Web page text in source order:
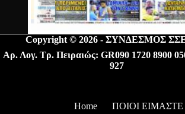
Copyright © 2026 - ΣΥΝΔΕΣΜΟΣ ΣΣΕ
Αρ. Λογ. Τρ. Πειραιώς: GR090 1720 8900
927
Home ΠΟΙΟΙ ΕΙΜΑΣΤΕ